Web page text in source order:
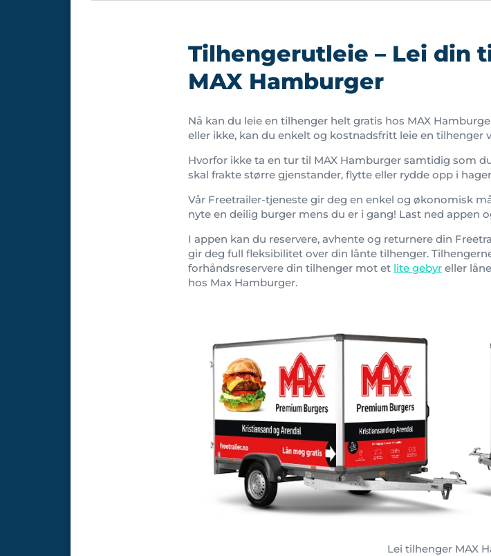
Tilhengerutleie – Lei din
MAX Hamburger
Nå kan du leie en tilhenger helt gratis hos MAX
eller ikke, kan du enkelt og kostnadsfritt leie en tilhenger
Hvorfor ikke ta en tur til MAX Hamburger samtidig som
skal frakte større gjenstander, flytte eller rydde opp i
Vår Freetrailer-tjeneste gir deg en enkel og økonomisk
nyte en deilig burger mens du er i gang! Last ned appen
I appen kan du reservere, avhente og returnere din
gir deg full fleksibilitet over din lånte tilhenger.
forhåndsreservere din tilhenger mot et lite gebyr eller
hos Max Hamburger.
Lei tilhenger MAX